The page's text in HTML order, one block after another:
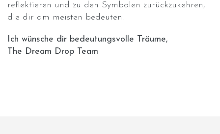
reflektieren und zu den Symbolen zurückzukehren,
die dir am meisten bedeuten.
Ich wünsche dir bedeutungsvolle Träume,
The Dream Drop Team